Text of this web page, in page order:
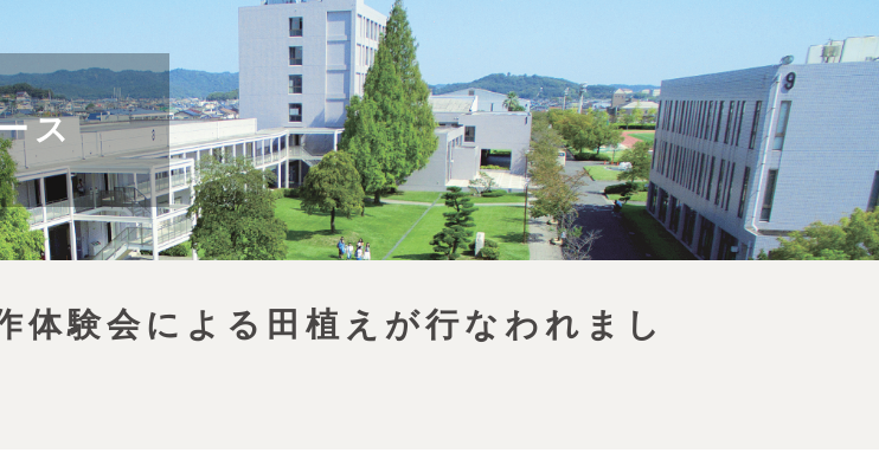
ス
体験会による田植えが行なわれまし